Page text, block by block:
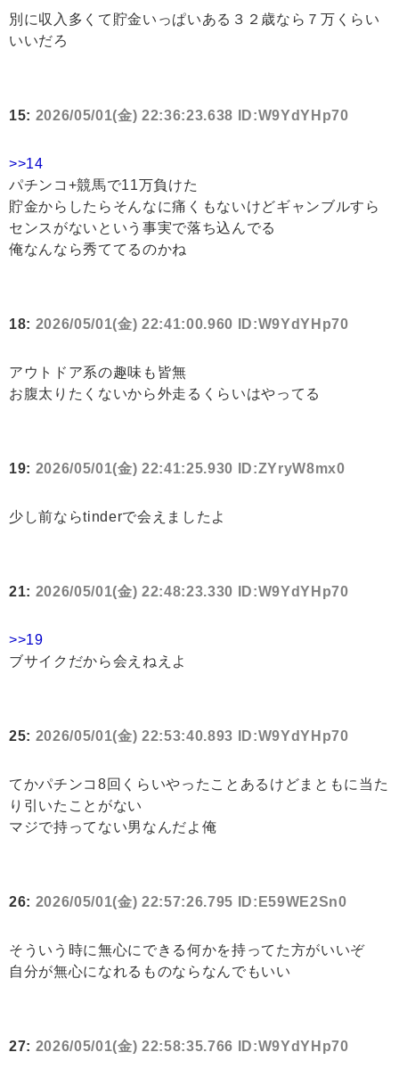
別に収入多くて貯金いっぱいある３２歳なら７万くらい
いいだろ
15: 2026/05/01(金) 22:36:23.638 ID:W9YdYHp70
>>14
パチンコ+競馬で11万負けた
貯金からしたらそんなに痛くもないけどギャンブルすら
センスがないという事実で落ち込んでる
俺なんなら秀ててるのかね
18: 2026/05/01(金) 22:41:00.960 ID:W9YdYHp70
アウトドア系の趣味も皆無
お腹太りたくないから外走るくらいはやってる
19: 2026/05/01(金) 22:41:25.930 ID:ZYryW8mx0
少し前ならtinderで会えましたよ
21: 2026/05/01(金) 22:48:23.330 ID:W9YdYHp70
>>19
ブサイクだから会えねえよ
25: 2026/05/01(金) 22:53:40.893 ID:W9YdYHp70
てかパチンコ8回くらいやったことあるけどまともに当た
り引いたことがない
マジで持ってない男なんだよ俺
26: 2026/05/01(金) 22:57:26.795 ID:E59WE2Sn0
そういう時に無心にできる何かを持ってた方がいいぞ
自分が無心になれるものならなんでもいい
27: 2026/05/01(金) 22:58:35.766 ID:W9YdYHp70